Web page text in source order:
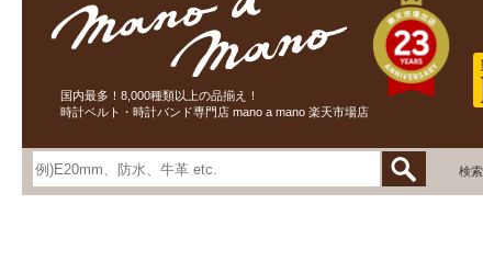
国内最多！8,000種類以上の品揃え！
時計ベルト・時計バンド専門店 mano a mano 楽天市場店